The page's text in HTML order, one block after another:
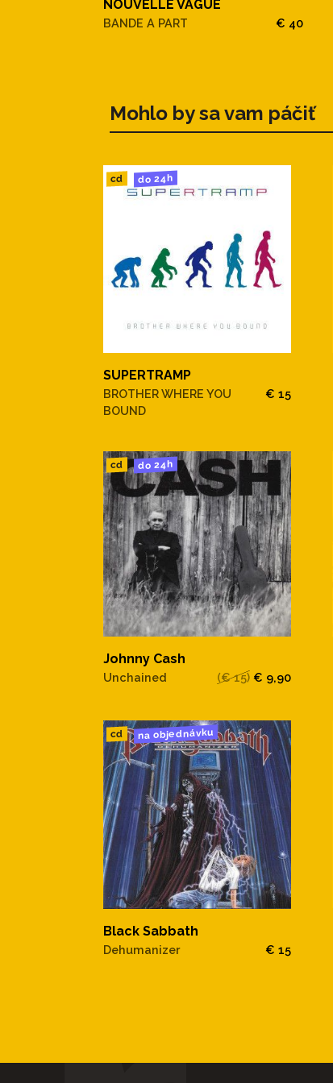
NOUVELLE VAGUE
BANDE A PART € 40
Mohlo by sa vam páčiť
cd do 24h
SUPERTRAMP
BROTHER WHERE YOU
BOUND
€ 15
cd do 24h
Johnny Cash
Unchained (€ 15) € 9,90
cd na objednávku
Black Sabbath
Dehumanizer € 15